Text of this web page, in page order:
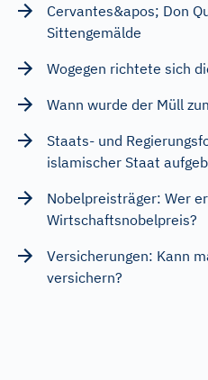
Cervantes&apos; Don
Sittengemälde
Wogegen richtete sich
Wann wurde der Müll
Staats- und
islamischer Staat
Nobelpreisträger: Wer
Wirtschaftsnobelpreis?
Versicherungen: Kann
versichern?